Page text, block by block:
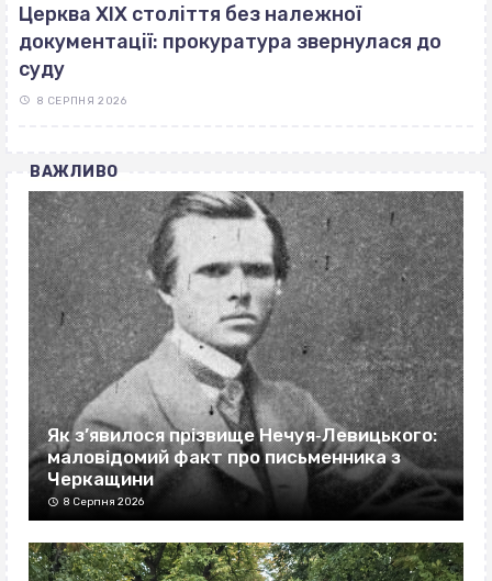
Церква ХІХ століття без належної
документації: прокуратура звернулася до
суду
8 СЕРПНЯ 2026
ВАЖЛИВО
Як з’явилося прізвище Нечуя‐Левицького:
маловідомий факт про письменника з
Черкащини
8 Серпня 2026